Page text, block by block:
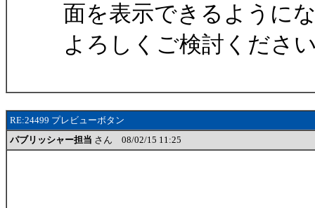
面を表示できるように
よろしくご検討くださ
RE:24499 プレビューボタン
パブリッシャー担当 さん 08/02/15 11:25